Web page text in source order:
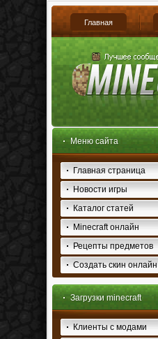
Главная
Меню сайта
Главная страница
Новости игры
Каталог статей
Minecraft онлайн
Рецепты предметов
Создать скин онлайн
Загрузки minecraft
Клиенты с модами